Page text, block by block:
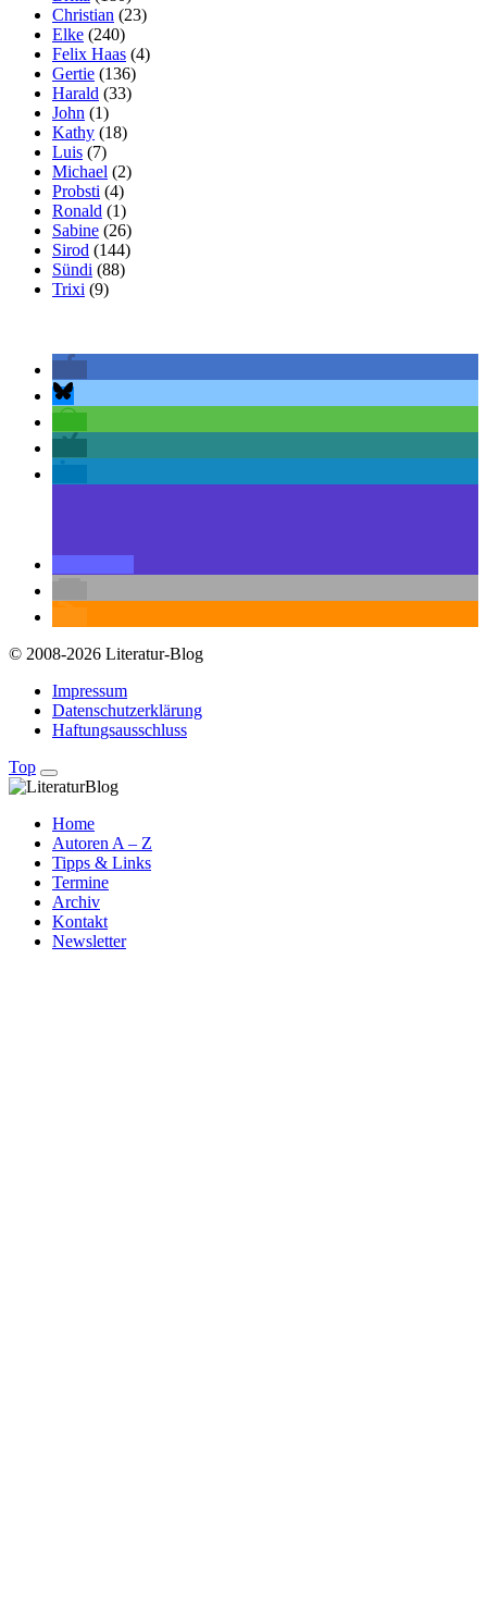
Christian (23)
Elke (240)
Felix Haas (4)
Gertie (136)
Harald (33)
John (1)
Kathy (18)
Luis (7)
Michael (2)
Probsti (4)
Ronald (1)
Sabine (26)
Sirod (144)
Sündi (88)
Trixi (9)
© 2008-2026 Literatur-Blog
Impressum
Datenschutzerklärung
Haftungsausschluss
Top
Home
Autoren A – Z
Tipps & Links
Termine
Archiv
Kontakt
Newsletter